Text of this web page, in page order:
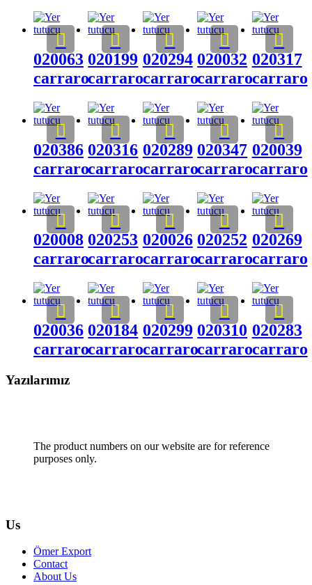
020063
carraro
020199
carraro
020294
carraro
020032
carraro
020317
carraro
020386
carraro
020316
carraro
020289
carraro
020347
carraro
020039
carraro
020008
carraro
020253
carraro
020026
carraro
020252
carraro
020269
carraro
020036
carraro
020184
carraro
020299
carraro
020310
carraro
020283
carraro
Yazılarımız
The product numbers on our website are for reference
purposes only.
Us
Ömer Export
Contact
About Us